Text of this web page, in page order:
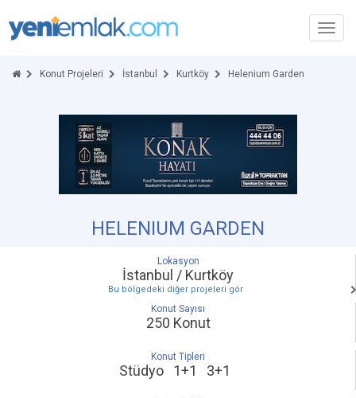
Konut Projeleri İstanbul Kurtköy Helenium Garden
HELENIUM GARDEN
Lokasyon
İstanbul / Kurtköy
Bu bölgedeki diğer projeleri gör
Konut Sayısı
250 Konut
Konut Tipleri
Stüdyo 1+1 3+1